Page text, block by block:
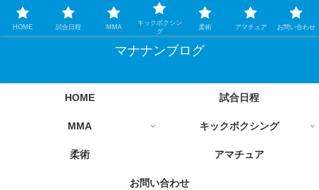
格闘技情報を中心に毎日更新します
マナナンブログ
HOME 試合日程
MMA キックボクシング
柔術 アマチュア
お問い合わせ
HOME 試合日程 MMA
キックボクシン
グ
柔術 アマチュア お問い合わせ